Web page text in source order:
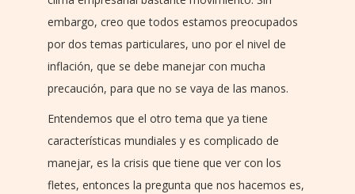
embargo, creo que todos estamos preocupados
por dos temas particulares, uno por el nivel de
inflación, que se debe manejar con mucha
precaución, para que no se vaya de las manos.
Entendemos que el otro tema que ya tiene
características mundiales y es complicado de
manejar, es la crisis que tiene que ver con los
fletes, entonces la pregunta que nos hacemos es,